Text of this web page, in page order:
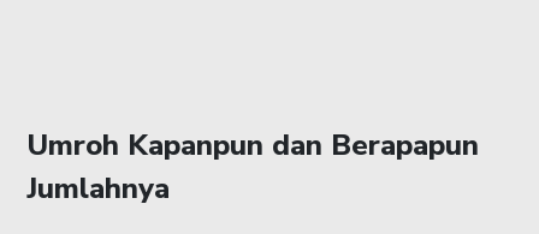
Umroh Kapanpun dan Berapapun
Jumlahnya